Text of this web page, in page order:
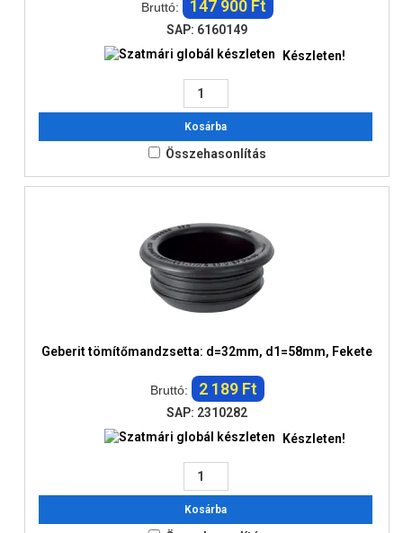
Bruttó: 147 900 Ft
SAP: 6160149
Készleten!
Kosárba
Összehasonlítás
Geberit tömítőmandzsetta: d=32mm, d1=58mm, Fekete
Bruttó: 2 189 Ft
SAP: 2310282
Készleten!
Kosárba